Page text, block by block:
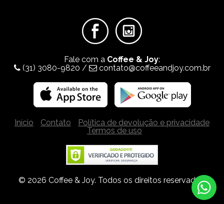
Fale com a Coffee & Joy:
(31) 3080-9820 / contato@coffeeandjoy.com.br
Início Contato
Política de devolução e privacidade
Termos de uso
© 2026 Coffee & Joy. Todos os direitos reservados.